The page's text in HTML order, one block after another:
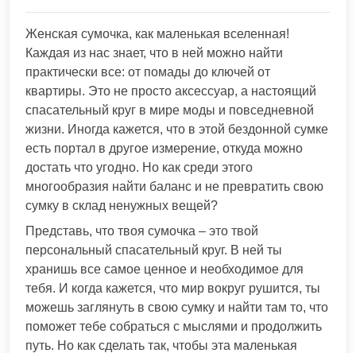
Женская сумочка, как маленькая вселенная!
Каждая из нас знает, что в ней можно найти
практически все: от помады до ключей от
квартиры. Это не просто аксессуар, а настоящий
спасательный круг в мире моды и повседневной
жизни. Иногда кажется, что в этой бездонной сумке
есть портал в другое измерение, откуда можно
достать что угодно. Но как среди этого
многообразия найти баланс и не превратить свою
сумку в склад ненужных вещей?
Представь, что твоя сумочка – это твой
персональный спасательный круг. В ней ты
хранишь все самое ценное и необходимое для
тебя. И когда кажется, что мир вокруг рушится, ты
можешь заглянуть в свою сумку и найти там то, что
поможет тебе собраться с мыслями и продолжить
путь. Но как сделать так, чтобы эта маленькая